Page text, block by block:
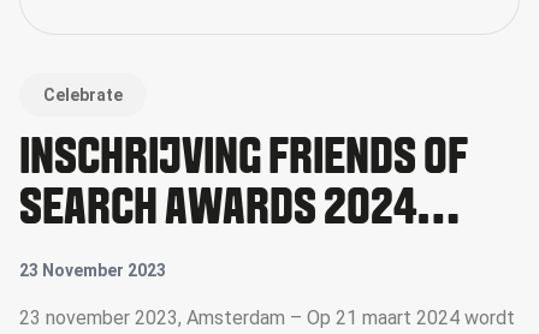
Celebrate
INSCHRIJVING FRIENDS OF
SEARCH AWARDS 2024
GEOPEND
23 November 2023
23 november 2023, Amsterdam – Op 21 maart 2024 wordt